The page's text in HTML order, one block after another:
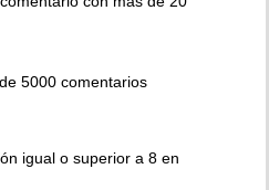
5000 comentarios
igual o superior a 8 en